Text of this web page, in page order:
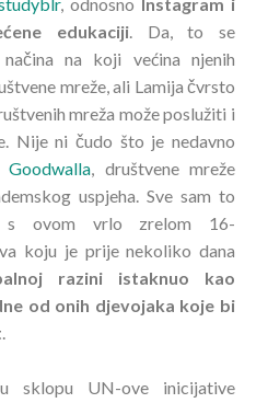
, odnosno Instagram i
edukaciji. Da, to se
na koji većina njenih
mreže, ali Lamija čvrsto
mreža može poslužiti i
Nije ni čudo što je nedavno
Goodwalla, društvene mreže
uspjeha. Sve sam to
s ovom vrlo zrelom 16-
koju je prije nekoliko dana
razini istaknuo kao
od onih djevojaka koje bi
.
sklopu UN-ove inicijative